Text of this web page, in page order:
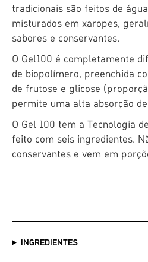
tradicionais são feitos de
misturados em xaropes,
sabores e conservantes.
O Gel100 é completamente
de biopolímero, preenchida
de frutose e glicose
permite uma alta absorção
O Gel 100 tem a Tecnologia
feito com seis ingredientes.
conservantes e vem em
INGREDIENTES